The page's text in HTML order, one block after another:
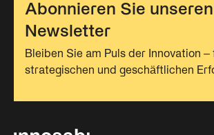
Abonnieren Sie unseren
Newsletter
Bleiben Sie am Puls der Innovation –
strategischen und geschäftlichen